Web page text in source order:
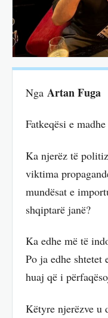
Nga Artan Fuga
Fatkeqësi e
Ka njerëz të
viktima
mundësat e
shqiptarë janë?
Ka edhe më të
Po ja edhe shtetet
huaj që i
Këtyre njerëzve u